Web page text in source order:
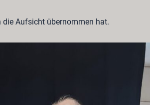
die Aufsicht übernommen hat.